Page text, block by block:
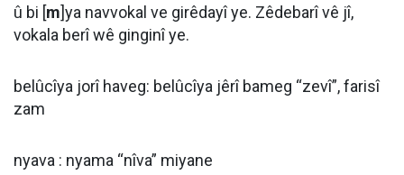
û bi [m]ya navvokal ve girêdayî ye. Zêdebarî vê jî,
vokala berî wê ginginî ye.
belûcîya jorî haveg: belûcîya jêrî bameg “zevî”, farisî
zam
nyava : nyama “nîva” miyane